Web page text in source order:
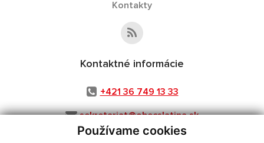
Používame cookies
Kontakty
Kontaktné informácie
+421 36 749 13 33
sekretariat@obecslatina.sk